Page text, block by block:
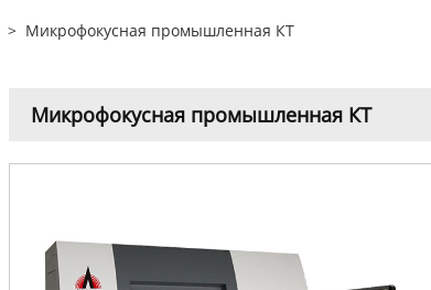
> Микрофокусная промышленная КТ
Микрофокусная промышленная КТ